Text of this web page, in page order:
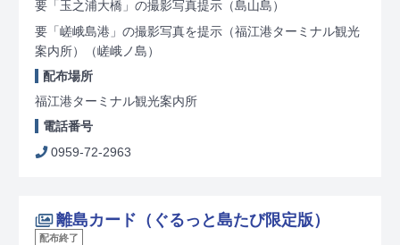
要「玉之浦大橋」の撮影写真提示（島山島）
要「嵯峨島港」の撮影写真を提示（福江港ターミナル観光
案内所）
（嵯峨ノ島）
配布場所
福江港ターミナル観光案内所
電話番号
0959-72-2963
離島カード（ぐるっと島たび限定版）
配布終了